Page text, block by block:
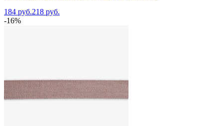
184 руб.218 руб.
-16%